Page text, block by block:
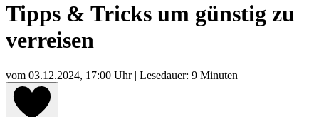
Tipps & Tricks um günstig zu
verreisen
vom 03.12.2024, 17:00 Uhr| Lesedauer: 9 Minuten